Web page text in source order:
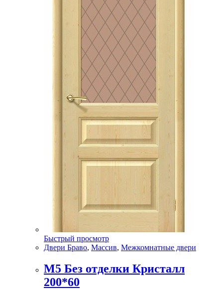
Быстрый просмотр
Двери Браво, Массив, Межкомнатные двери
М5 Без отделки Кристалл
200*60